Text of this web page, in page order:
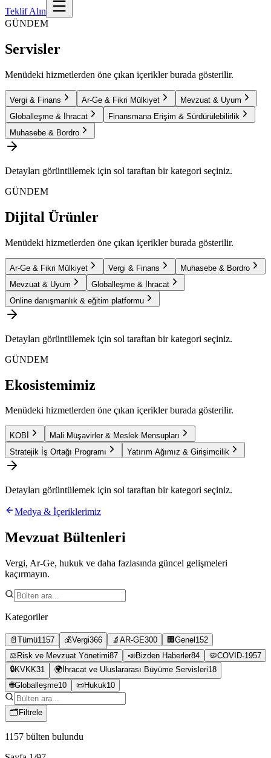
Teklif Alın
GÜNDEM
Servisler
Menüdeki hizmetlerden öne çıkan içerikler burada gösterilir.
Vergi & Finans Ar-Ge & Fikri Mülkiyet
Mevzuat & Uyum
Globalleşme & İhracat
Finansmana Erişim & Sürdürülebilirlik
Muhasebe & Bordro
Detayları görüntülemek için sol taraftan bir kategori seçiniz.
GÜNDEM
Dijital Ürünler
Menüdeki hizmetlerden öne çıkan içerikler burada gösterilir.
Ar-Ge & Fikri Mülkiyet Vergi & Finans
Muhasebe & Bordro
Mevzuat & Uyum
Globalleşme & İhracat
Online danışmanlık & eğitim platformu
Detayları görüntülemek için sol taraftan bir kategori seçiniz.
GÜNDEM
Ekosistemimiz
Menüdeki hizmetlerden öne çıkan içerikler burada gösterilir.
KOBİ
Mali Müşavirler & Meslek Mensupları
Stratejik İş Ortağı Programı
Yatırım Ağımız & Girişimcilik
Detayları görüntülemek için sol taraftan bir kategori seçiniz.
Medya & İçeriklerimiz
Mevzuat Bültenleri
Vergi, Ar-Ge, hukuk ve daha fazlasında güncel gelişmeleri
kaçırmayın.
Kategoriler
📄 Tümü1157 💰Vergi366 🔬 AR-GE300 🏢 Genel 152
⚖️ Risk ve Mevzuat Yönetimi87 📣Bizden Haberler84 🦠COVID-1957
🔒KVKK31 🌍 İhracat ve Uluslararası Büyüme Servisleri18
🌐Globalleşme10 📜Hukuk10
🗂 Filtrele
1157 bülten bulundu